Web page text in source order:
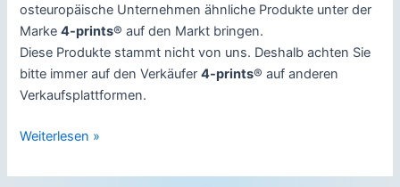
osteuropäische Unternehmen ähnliche Produkte unter der
Marke4-prints® auf den Markt bringen.
Diese Produkte stammt nicht von uns. Deshalb achten Sie
bitte immer auf den Verkäufer4-prints® auf anderen
Verkaufsplattformen.
Eine
Marke
Weiterlesen »